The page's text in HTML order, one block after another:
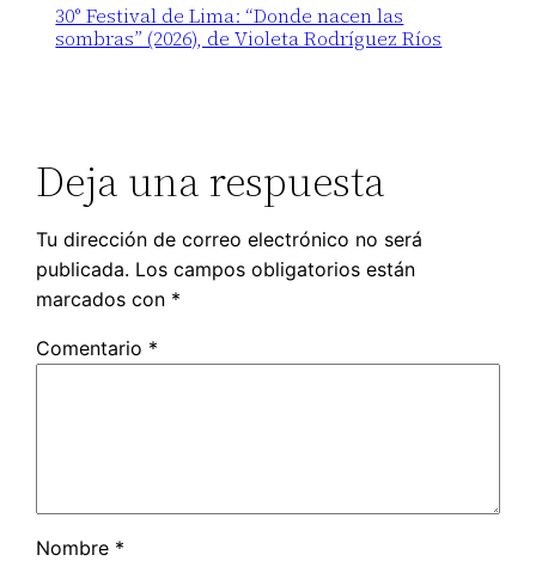
30° Festival de Lima: “Donde nacen las
sombras” (2026), de Violeta Rodríguez Ríos
Deja una respuesta
Tu dirección de correo electrónico no será
publicada. Los campos obligatorios están
marcados con *
Comentario *
Nombre *